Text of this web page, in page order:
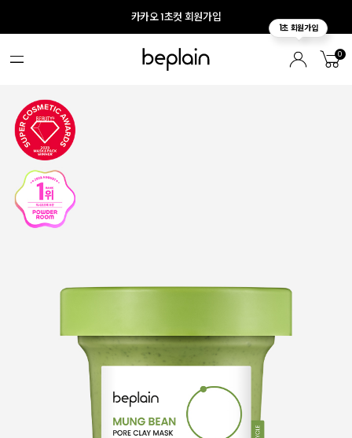
카카오 1초컷 회원가입
0